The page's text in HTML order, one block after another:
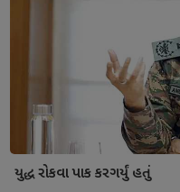
યુદ્ધ રોકવા પાક કરગર્યું હતું